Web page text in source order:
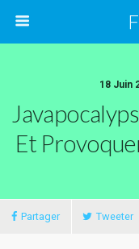
18 Juin
Et
Partager Tweeter